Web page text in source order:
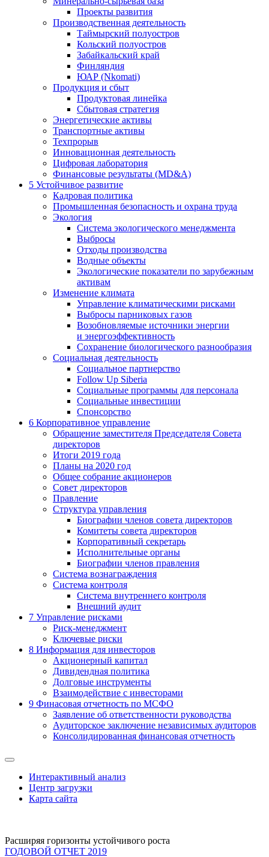
Проекты развития
Производственная деятельность
Таймырский полуостров
Кольский полуостров
Забайкальский край
Финляндия
ЮАР (Nkomati)
Продукция и сбыт
Продуктовая линейка
Сбытовая стратегия
Энергетические активы
Транспортные активы
Техпрорыв
Инновационная деятельность
Цифровая лаборатория
Финансовые результаты (MD&A)
5 Устойчивое развитие
Кадровая политика
Промышленная безопасность и охрана труда
Экология
Система экологического менеджмента
Выбросы
Отходы производства
Водные объекты
Экологические показатели по зарубежным
активам
Изменение климата
Управление климатическими рисками
Выбросы парниковых газов
Возобновляемые источники энергии
и энергоэффективность
Сохранение биологического разнообразия
Социальная деятельность
Социальное партнерство
Follow Up Siberia
Социальные программы для персонала
Социальные инвестиции
Спонсорство
6 Корпоративное управление
Обращение заместителя Председателя Совета
директоров
Итоги 2019 года
Планы на 2020 год
Общее собрание акционеров
Совет директоров
Правление
Структура управления
Биографии членов совета директоров
Комитеты совета директоров
Корпоративный секретарь
Исполнительные органы
Биографии членов правления
Система вознаграждения
Система контроля
Система внутреннего контроля
Внешний аудит
7 Управление рисками
Риск-менеджмент
Ключевые риски
8 Информация для инвесторов
Акционерный капитал
Дивидендная политика
Долговые инструменты
Взаимодействие с инвеcторами
9 Финасовая отчетность по МСФО
Заявление об ответственности руководства
Аудиторское заключение независимых аудиторов
Консолидированная финансовая отчетность
Интерактивный анализ
Центр загрузки
Карта сайта
Расширяя горизонты устойчивого роста
ГОДОВОЙ ОТЧЕТ 2019